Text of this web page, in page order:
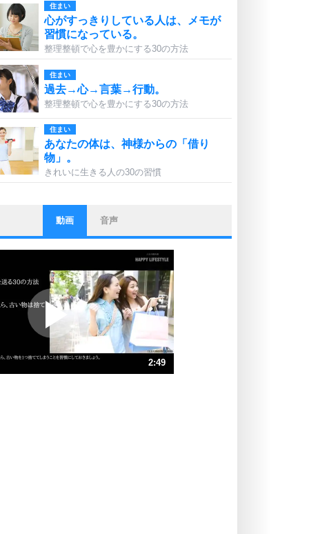
住まい
心がすっきりしている人は、メモが
習慣になっている。
整理整頓で心を豊かにする30の方法
住まい
過去→心→言葉→行動。
整理整頓で心を豊かにする30の方法
住まい
あなたの体は、神様からの「借り
物」。
きれいに生きる人の30の習慣
ストレス対策
他人と比べない。
いっそのこと、他人を見ない。
プラス思考
ポジティブになれない原因は、行動
しないから。
ポジティブ思考になる30の方法
ストレス対策
動画 音声
2:49